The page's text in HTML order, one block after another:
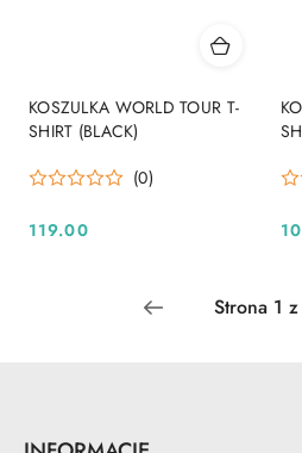
KOSZULKA WORLD TOUR T-
SHIRT (BLACK)
(0)
Cena:
119.00